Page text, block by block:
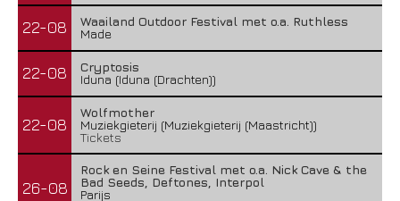
22-08
Waailand Outdoor Festival met o.a. Ruthless
Made
22-08
Cryptosis
Iduna (Iduna (Drachten))
22-08
Wolfmother
Muziekgieterij (Muziekgieterij (Maastricht))
Tickets
26-08
Rock en Seine Festival met o.a. Nick Cave & the
Bad Seeds, Deftones, Interpol
Parijs